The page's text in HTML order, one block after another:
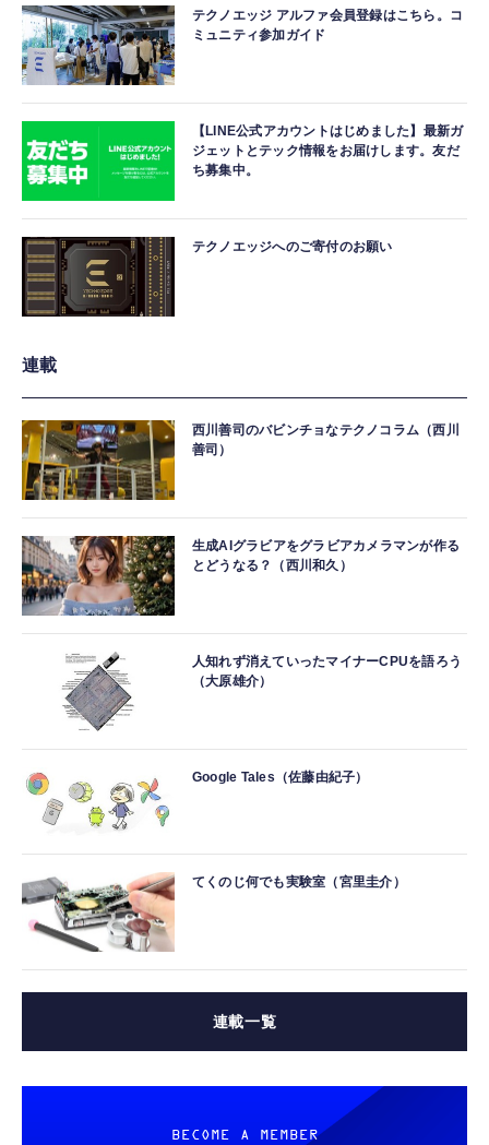
テクノエッジ アルファ会員登録はこちら。コ
ミュニティ参加ガイド
【LINE公式アカウントはじめました】最新ガ
ジェットとテック情報をお届けします。友だ
ち募集中。
テクノエッジへのご寄付のお願い
連載
西川善司のバビンチョなテクノコラム（西川
善司）
生成AIグラビアをグラビアカメラマンが作る
とどうなる？（西川和久）
人知れず消えていったマイナーCPUを語ろう
（大原雄介）
Google Tales（佐藤由紀子）
てくのじ何でも実験室（宮里圭介）
連載一覧
BECOME A MEMBER